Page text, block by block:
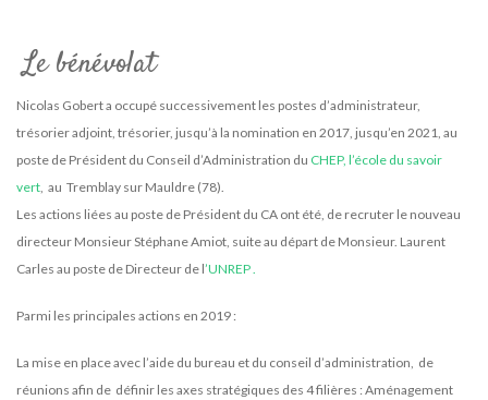
Le bénévolat
Nicolas Gobert a occupé successivement les postes d’administrateur,
trésorier adjoint, trésorier, jusqu’à la nomination en 2017, jusqu’en 2021, au
poste de Président du Conseil d’Administration du CHEP, l’école du savoir
vert, au Tremblay sur Mauldre (78).
Les actions liées au poste de Président du CA ont été, de recruter le nouveau
directeur Monsieur Stéphane Amiot, suite au départ de Monsieur. Laurent
Carles au poste de Directeur de l’UNREP .
Parmi les principales actions en 2019 :
La mise en place avec l’aide du bureau et du conseil d’administration, de
réunions afin de définir les axes stratégiques des 4 filières : Aménagement